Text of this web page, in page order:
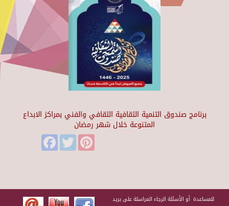
برنامج صندوق التنمية الثقافية الثقافي والفني بمراكز الابداع
المتنوعة خلال شهر رمضان
FacebookTwitter
للمساعدة أو الأسئلة الرجاء المراسلة على بريد